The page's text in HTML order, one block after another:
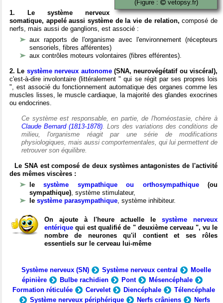
(Figure :
vetopsy.fr)
1. Le système nerveux
somatique, appelé aussi système de la vie de relation, composé de
nerfs, mais aussi de ganglions, est associé :
aux rapports de l'organisme avec l'environnement (récepteurs
sensoriels, fibres afférentes)
aux contrôles moteurs volontaires (fibres efférentes).
2. Le système nerveux autonome(SNA, neurovégétatif ou viscéral),
c'est-à-dire involontaire (littéralement " qui se régit par ses propres lois
", est associé du fonctionnement automatique des organes comme les
muscles lisses, le muscle cardiaque, la majorité des glandes exocrines
ou endocrines.
Ce système est responsable, en partie, de l'homéostasie, chère à
Claude Bernard (1813-1878). Lors des variations des conditions de
milieu, l'organisme réagit par une série de modifications
physiologiques, mais aussi comportementales, qui lui permettent de
retrouver son équilibre.
Le SNA est composé de deux systèmes antagonistes de l'activité
des mêmes viscères :
lesystème sympathique ou orthosympathique(ou
sympathique), système stimulateur,
le système parasympathique, système inhibiteur.
On ajoute à l'heure actuelle le système nerveux
entérique qui est qualifié de " deuxième cerveau ", vu le
nombre de neurones qu'il contient et ses rôles
essentiels sur le cerveau lui-même
Système nerveux (SN) Système nerveux central
Moelle
épinière
Bulbe rachidien Pont
Mésencéphale
Formation réticulée
Cervelet Diencéphale
Télencéphale
Système nerveux périphérique
Nerfs crâniens
Nerfs